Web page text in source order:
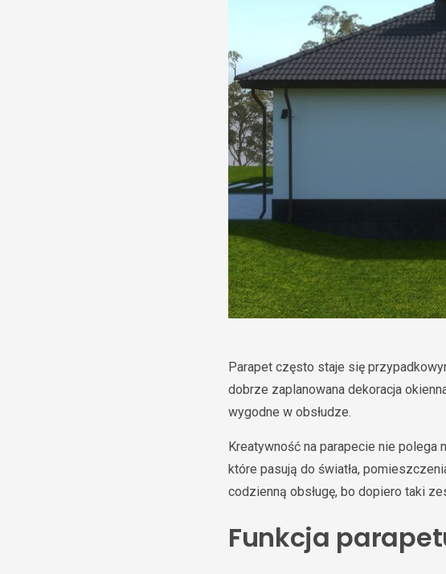
Parapet często staje się
dobrze zaplanowana dekoracja
wygodne w obsłudze.
Kreatywność na parapecie nie
które pasują do światła,
codzienną obsługę, bo dopiero taki
Funkcja